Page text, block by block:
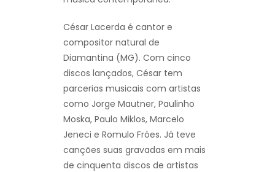
César Lacerda é cantor e
compositor natural de
Diamantina (MG). Com cinco
discos lançados, César tem
parcerias musicais com artistas
como Jorge Mautner, Paulinho
Moska, Paulo Miklos, Marcelo
Jeneci e Romulo Fróes. Já teve
canções suas gravadas em mais
de cinquenta discos de artistas